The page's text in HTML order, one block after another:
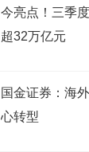
今亮点！三季
超32万亿元
国金证券：海
心转型